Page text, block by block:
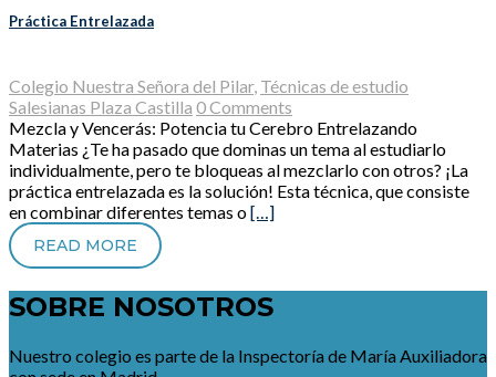
Práctica Entrelazada
Colegio Nuestra Señora del Pilar, Técnicas de estudio
Salesianas Plaza Castilla 0 Comments
Mezcla y Vencerás: Potencia tu Cerebro Entrelazando
Materias ¿Te ha pasado que dominas un tema al estudiarlo
individualmente, pero te bloqueas al mezclarlo con otros? ¡La
práctica entrelazada es la solución! Esta técnica, que consiste
en combinar diferentes temas o[…]
READ MORE
SOBRE NOSOTROS
Nuestro colegio es parte de la Inspectoría de María Auxiliadora